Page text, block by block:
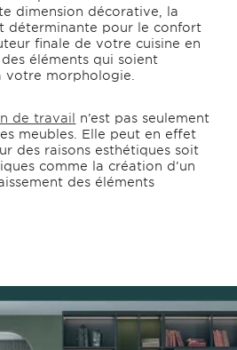
dimension décorative, la
déterminante pour le confort
finale de votre cuisine en
éléments qui soient
votre morphologie.
de travail n’est pas seulement
meubles. Elle peut en effet
des raisons esthétiques soit
comme la création d’un
des éléments